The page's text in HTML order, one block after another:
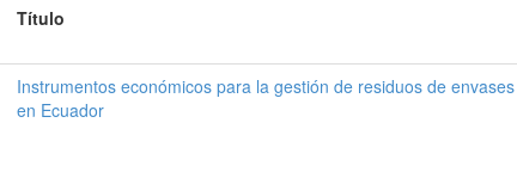
Título
Instrumentos económicos para la gestión de residuos de envases
en Ecuador